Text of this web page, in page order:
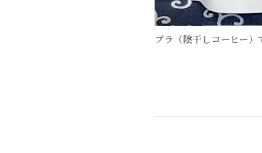
ブラ（陰干しコーヒー）